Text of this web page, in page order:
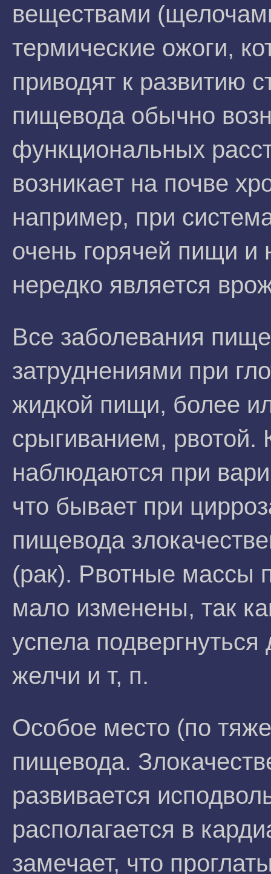
веществами
термические ожоги,
приводят к развитию
пищевода обычно
функциональных
возникает на почве
например, при
очень горячей пищи и
нередко является
Все заболевания
затруднениями при
жидкой пищи, более
срыгиванием, рвотой.
наблюдаются при
что бывает при
пищевода
(рак). Рвотные массы
мало изменены, так
успела
желчи и т, п.
Особое место (по
пищевода.
развивается
располагается в
замечает, что